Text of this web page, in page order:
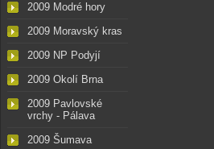
2009 Modré hory
2009 Moravský kras
2009 NP Podyjí
2009 Okolí Brna
2009 Pavlovské
vrchy - Pálava
2009 Šumava